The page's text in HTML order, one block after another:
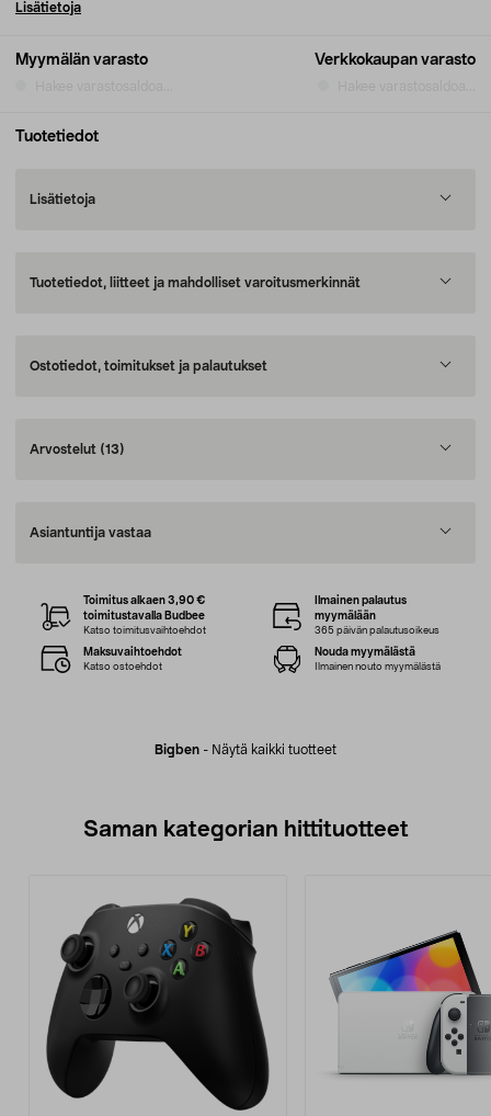
Myymälän varasto Verkkokaupan varasto
Lisätietoja
Tuotetiedot
Lisätietoja
Tuotetiedot, liitteet ja mahdolliset varoitusmerkinnät
Ostotiedot, toimitukset ja palautukset
Arvostelut (13)
Asiantuntija vastaa
Bigben - Näytä kaikki tuotteet
Toimitus alkaen 3,90 €
toimitustavalla Budbee
Katso toimitusvaihtoehdot
Ilmainen palautus
myymälään
365 päivän palautusoikeus
Maksuvaihtoehdot
Katso ostoehdot
Nouda myymälästä
Ilmainen nouto myymälästä
Saman kategorian hittituotteet